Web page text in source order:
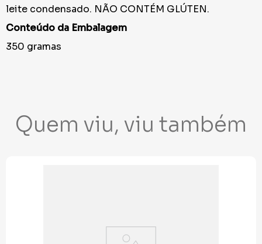
leite condensado. NÃO CONTÉM GLÚTEN.
Conteúdo da Embalagem
350 gramas
Quem viu, viu também